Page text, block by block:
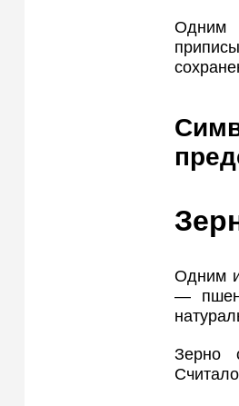
Одним
Одним
—
Зерно